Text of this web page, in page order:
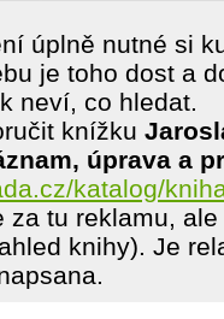
úplně nutné si
je toho dost a
neví, co hledat.
knížku
úprava a
katalog/
za tu reklamu,
knihy). Je